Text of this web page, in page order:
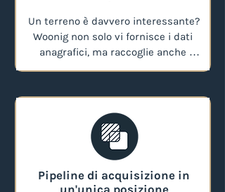
Un terreno è davvero interessante?
Woonig non solo vi fornisce i dati
anagrafici, ma raccoglie anche
informazioni sul diritto edilizio, sui
mercato. In questo modo potrete
effettuare una prima valutazione
rapida e approfondita e
concentrare le vostre risorse solo
sui progetti più promettenti.
Pipeline di acquisizione in
un'unica posizione